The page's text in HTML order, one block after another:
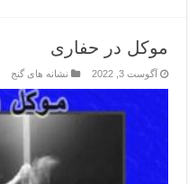
موکل در حفاری
آگوست 3, 2022 نشانه های گنج